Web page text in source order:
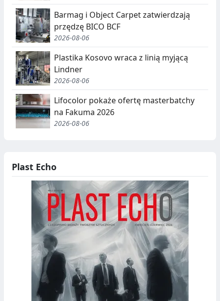
Barmag i Object Carpet zatwierdzają
przędzę BICO BCF
2026-08-06
Plastika Kosovo wraca z linią myjącą
Lindner
2026-08-06
Lifocolor pokaże ofertę masterbatchy
na Fakuma 2026
2026-08-06
Plast Echo